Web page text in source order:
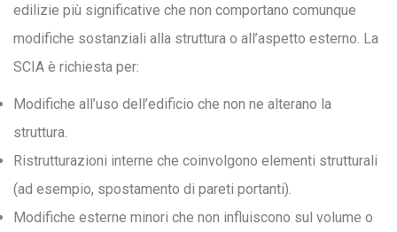
edilizie più significative che non comportano comunque
modifiche sostanziali alla struttura o all’aspetto esterno. La
SCIA è richiesta per:
Modifiche all’uso dell’edificio che non ne alterano la
struttura.
Ristrutturazioni interne che coinvolgono elementi strutturali
(ad esempio, spostamento di pareti portanti).
Modifiche esterne minori che non influiscono sul volume o